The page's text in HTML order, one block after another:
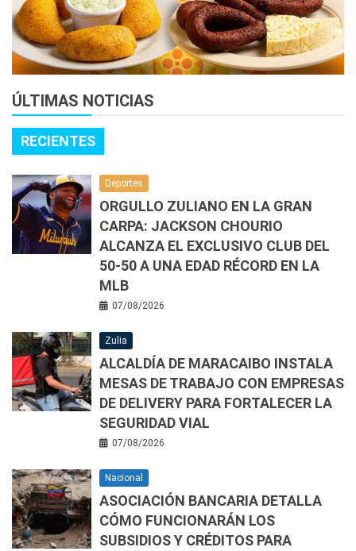
ÚLTIMAS NOTICIAS
RECIENTES
Deportes
ORGULLO ZULIANO EN LA GRAN
CARPA: JACKSON CHOURIO
ALCANZA EL EXCLUSIVO CLUB DEL
50-50 A UNA EDAD RÉCORD EN LA
MLB
07/08/2026
Zulia
ALCALDÍA DE MARACAIBO INSTALA
MESAS DE TRABAJO CON EMPRESAS
DE DELIVERY PARA FORTALECER LA
SEGURIDAD VIAL
07/08/2026
Nacional
ASOCIACIÓN BANCARIA DETALLA
CÓMO FUNCIONARÁN LOS
SUBSIDIOS Y CRÉDITOS PARA